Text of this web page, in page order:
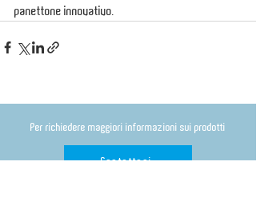
panettone innovativo.
Per richiedere maggiori informazioni sui prodotti
Contattaci